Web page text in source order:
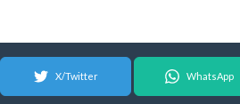
X/Twitter WhatsApp